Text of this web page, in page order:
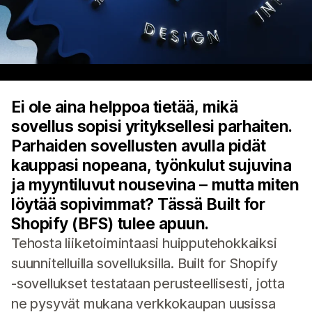
Ei ole aina helppoa tietää, mikä
sovellus sopisi yrityksellesi parhaiten.
Parhaiden sovellusten avulla pidät
kauppasi nopeana, työnkulut sujuvina
ja myyntiluvut nousevina – mutta miten
löytää sopivimmat? Tässä Built for
Shopify (BFS) tulee apuun.
Tehosta liiketoimintaasi huipputehokkaiksi
suunnitelluilla sovelluksilla. Built for Shopify
‑sovellukset testataan perusteellisesti, jotta
ne pysyvät mukana verkkokaupan uusissa